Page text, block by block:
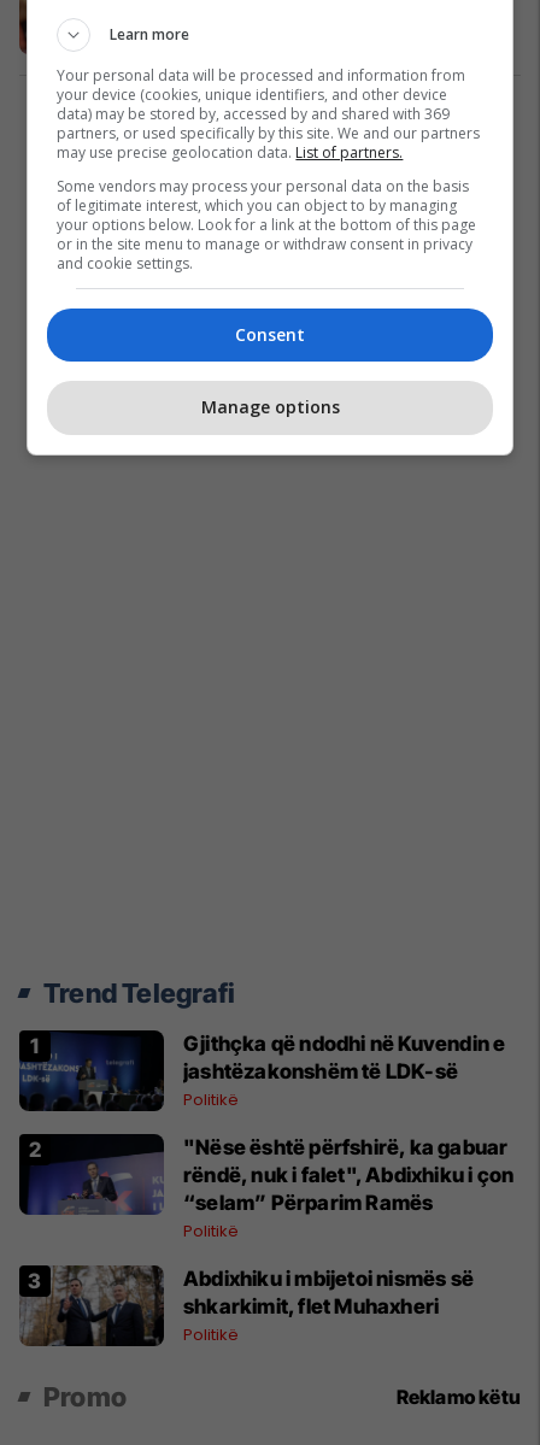
Superliga
1
Trend Telegrafi
Gjithçka që ndodhi në Kuvendin e
jashtëzakonshëm të LDK-së
Politikë
"Nëse është përfshirë, ka gabuar
rëndë, nuk i falet", Abdixhiku i çon
“selam” Përparim Ramës
Politikë
Abdixhiku i mbijetoi nismës së
shkarkimit, flet Muhaxheri
Politikë
Promo Reklamo këtu
Learn more
Your personal data will be processed and information from
your device (cookies, unique identifiers, and other device
data) may be stored by, accessed by and shared with 369
partners, or used specifically by this site. We and our partners
may use precise geolocation data. List of partners.
Some vendors may process your personal data on the basis
of legitimate interest, which you can object to by managing
your options below. Look for a link at the bottom of this page
or in the site menu to manage or withdraw consent in privacy
and cookie settings.
Consent
Manage options